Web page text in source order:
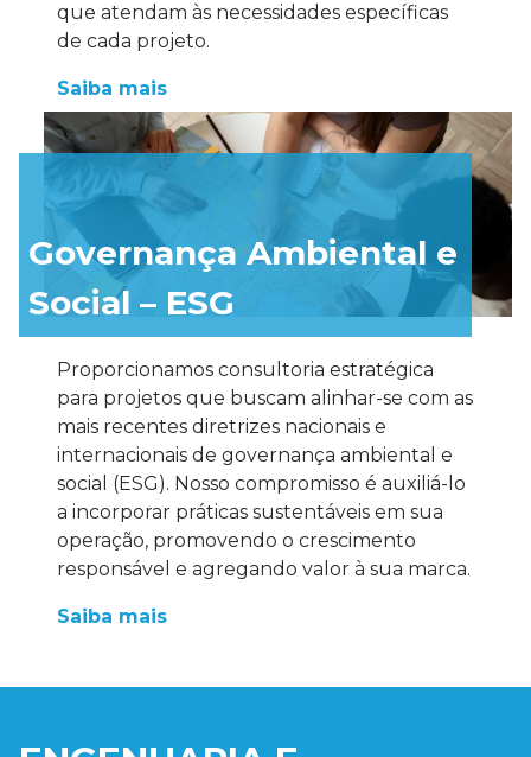
que atendam às necessidades específicas
de cada projeto.
Saiba mais
Governança Ambiental e
Social – ESG
Proporcionamos consultoria estratégica
para projetos que buscam alinhar-se com as
mais recentes diretrizes nacionais e
internacionais de governança ambiental e
social (ESG). Nosso compromisso é auxiliá-lo
a incorporar práticas sustentáveis em sua
operação, promovendo o crescimento
responsável e agregando valor à sua marca.
Saiba mais